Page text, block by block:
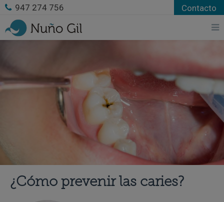
¿Cómo prevenir las caries?
947 274 756 Contacto